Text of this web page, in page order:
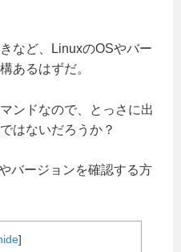
など、LinuxのOSやバー
あるはずだ。
ンドなので、とっさに出
はないだろうか？
バージョンを確認する方
]